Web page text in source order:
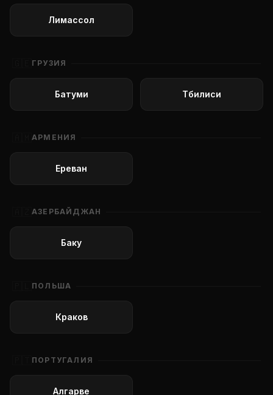
Лимассол
ГРУЗИЯ
Батуми Тбилиси
АРМЕНИЯ
Ереван
АЗЕРБАЙДЖАН
Баку
ПОЛЬША
Краков
ПОРТУГАЛИЯ
Алгарве